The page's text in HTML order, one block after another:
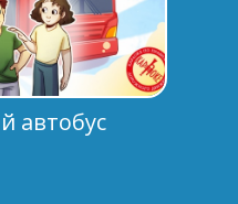
автобус